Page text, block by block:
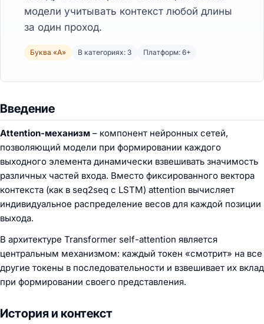
модели учитывать контекст любой длины
за один проход.
Буква «A» В категориях: 3 Платформ: 6+
Введение
Attention-механизм – компонент нейронных сетей,
позволяющий модели при формировании каждого
выходного элемента динамически взвешивать значимость
различных частей входа. Вместо фиксированного вектора
контекста (как в seq2seq с LSTM) attention вычисляет
индивидуальное распределение весов для каждой позиции
выхода.
В архитектуре Transformer self-attention является
центральным механизмом: каждый токен «смотрит» на все
другие токены в последовательности и взвешивает их вклад
при формировании своего представления.
История и контекст